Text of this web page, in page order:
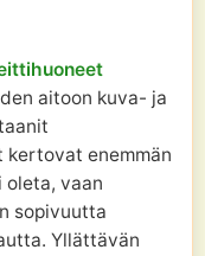
aitoon kuva- ja
enemmän
oleta, vaan
sopivuutta
Yllättävän